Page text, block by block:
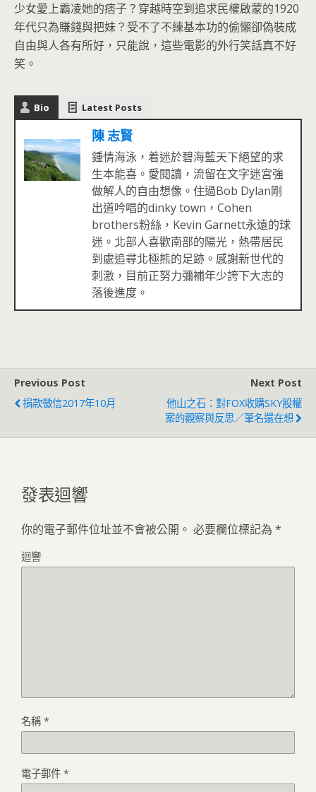
少女愛上霸凌她的痞子？穿越時空到追求民權啟蒙的1920
年代只為賺錢與把妹？受不了不練基本功的偷懶卻偽裝成
自由與人各有所好，只能說，這些電影的外行笑話真不好
笑。
Bio Latest Posts
陳 志賢
鍾情海泳，着迷於碧海藍天下絕望的求
生本能喜。愛閱讀，流留在文字迷宮強
做解人的自由想像。住過Bob Dylan剛
出道吟唱的dinky town，Cohen
brothers粉絲，Kevin Garnett永遠的球
迷。北部人喜歡南部的陽光，熱帶居民
到處追尋北極熊的足跡。感謝新世代的
刺激，目前正努力彌補年少誇下大志的
落後進度。
Previous Post
捐款徵信2017年10月
Next Post
他山之石：對FOX收購SKY股權
案的觀察與反思／筆名還在想
發表迴響
你的電子郵件位址並不會被公開。 必要欄位標記為 *
迴響
名稱 *
電子郵件 *